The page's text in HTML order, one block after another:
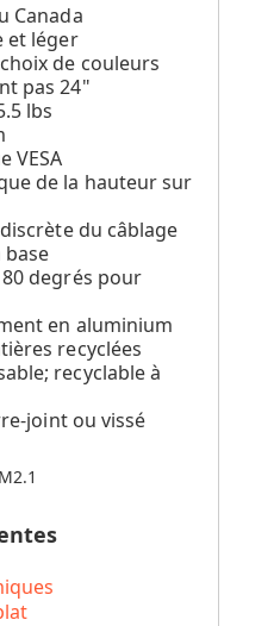
Canada
et léger
de couleurs
pas 24"
lbs
VESA
de la hauteur sur
du câblage
base
degrés pour
en aluminium
recyclées
recyclable à
joint ou vissé
M2.1